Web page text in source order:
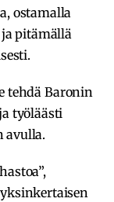
ostamalla
pitämällä
tehdä Baronin
työläästi
avulla.